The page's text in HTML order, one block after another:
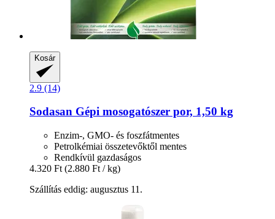
Kosár
2.9 (14)
Sodasan Gépi mosogatószer por, 1,50 kg
Enzim-, GMO- és foszfátmentes
Petrolkémiai összetevőktől mentes
Rendkívül gazdaságos
4.320 Ft (2.880 Ft / kg)
Szállítás eddig: augusztus 11.